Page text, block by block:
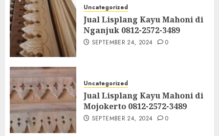
Uncategorized
Jual Lisplang Kayu Mahoni di
Nganjuk 0812-2572-3489
SEPTEMBER 24, 2024 0
Uncategorized
Jual Lisplang Kayu Mahoni di
Mojokerto 0812-2572-3489
SEPTEMBER 24, 2024 0